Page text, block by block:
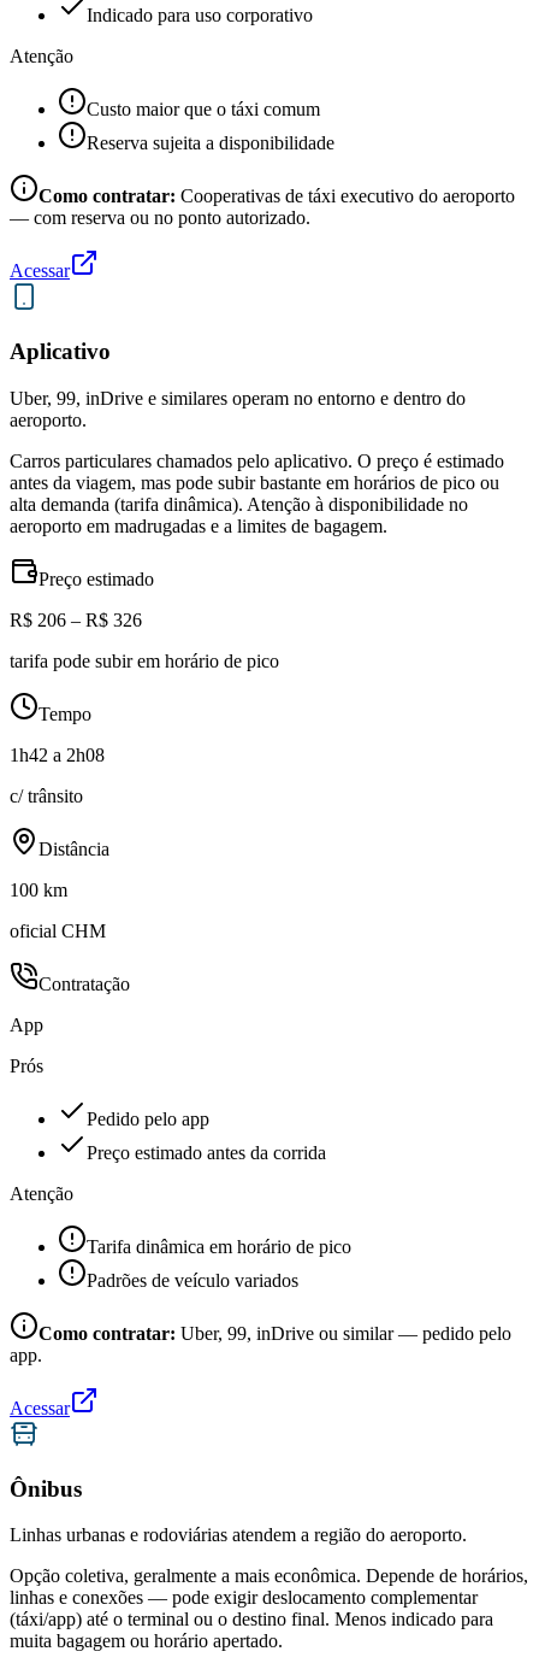
Indicado para uso corporativo
Atenção
Custo maior que o táxi comum
Reserva sujeita a disponibilidade
Como contratar: Cooperativas de táxi executivo do aeroporto
— com reserva ou no ponto autorizado.
Acessar
Aplicativo
Uber, 99, inDrive e similares operam no entorno e dentro do
aeroporto.
Carros particulares chamados pelo aplicativo. O preço é estimado
antes da viagem, mas pode subir bastante em horários de pico ou
alta demanda (tarifa dinâmica). Atenção à disponibilidade no
aeroporto em madrugadas e a limites de bagagem.
Preço estimado
R$ 206 – R$ 326
tarifa pode subir em horário de pico
Tempo
1h42 a 2h08
c/ trânsito
Distância
100 km
oficial CHM
Contratação
App
Prós
Pedido pelo app
Preço estimado antes da corrida
Atenção
Tarifa dinâmica em horário de pico
Padrões de veículo variados
Como contratar: Uber, 99, inDrive ou similar — pedido pelo
app.
Acessar
Ônibus
Linhas urbanas e rodoviárias atendem a região do aeroporto.
Opção coletiva, geralmente a mais econômica. Depende de horários,
linhas e conexões — pode exigir deslocamento complementar
(táxi/app) até o terminal ou o destino final. Menos indicado para
muita bagagem ou horário apertado.